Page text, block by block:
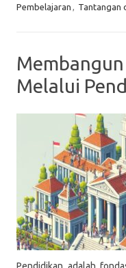
Pembelajaran , Tantangan
Melalui